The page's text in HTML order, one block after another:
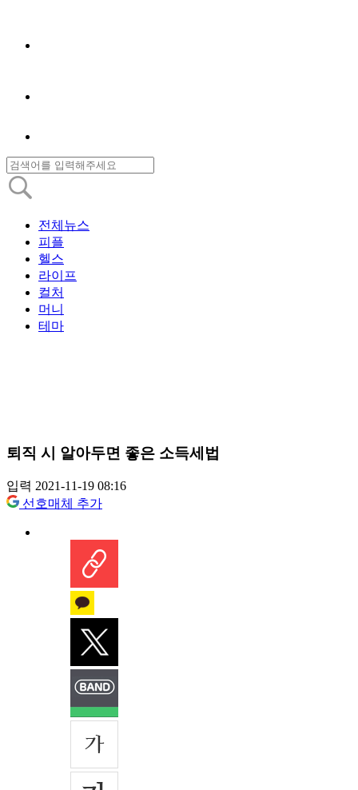
전체뉴스
피플
헬스
라이프
컬처
머니
테마
퇴직 시 알아두면 좋은 소득세법
입력 2021-11-19 08:16
선호매체 추가